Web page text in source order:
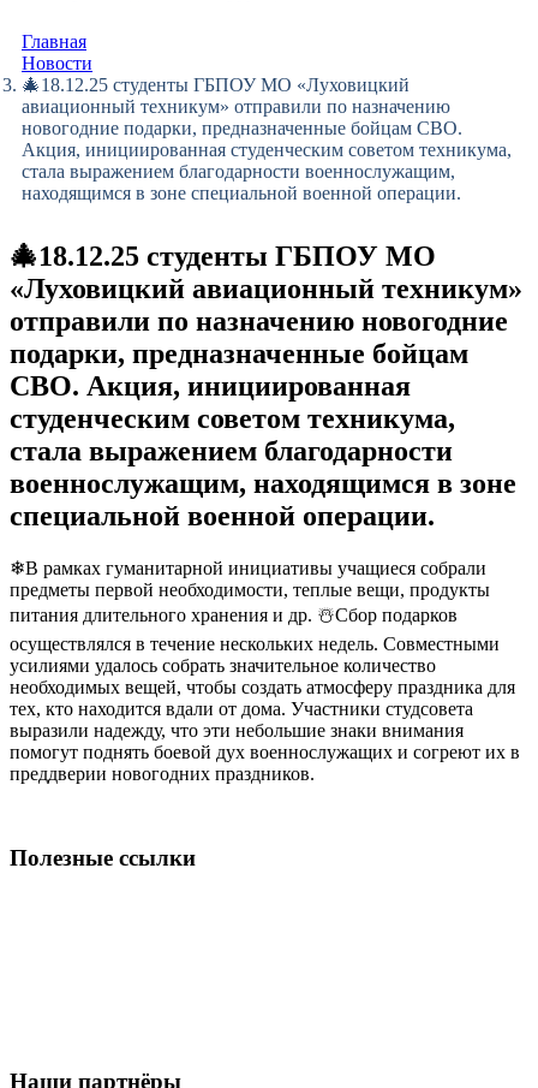
Главная
Новости
🎄️18.12.25 студенты ГБПОУ МО «Луховицкий
авиационный техникум» отправили по назначению
новогодние подарки, предназначенные бойцам СВО.
Акция, инициированная студенческим советом техникума,
стала выражением благодарности военнослужащим,
находящимся в зоне специальной военной операции.
🎄️18.12.25 студенты ГБПОУ МО
«Луховицкий авиационный техникум»
отправили по назначению новогодние
подарки, предназначенные бойцам
СВО. Акция, инициированная
студенческим советом техникума,
стала выражением благодарности
военнослужащим, находящимся в зоне
специальной военной операции.
❄В рамках гуманитарной инициативы учащиеся собрали
предметы первой необходимости, теплые вещи, продукты
питания длительного хранения и др. ☃️Сбор подарков
осуществлялся в течение нескольких недель. Совместными
усилиями удалось собрать значительное количество
необходимых вещей, чтобы создать атмосферу праздника для
тех, кто находится вдали от дома. Участники студсовета
выразили надежду, что эти небольшие знаки внимания
помогут поднять боевой дух военнослужащих и согреют их в
преддверии новогодних праздников.
Полезные ссылки
Наши партнёры